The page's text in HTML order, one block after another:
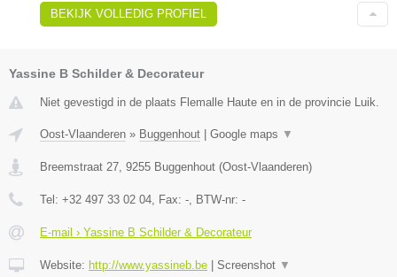
BEKIJK VOLLEDIG PROFIEL
Yassine B Schilder & Decorateur
Niet gevestigd in de plaats Flemalle Haute en in de provincie Luik.
Oost-Vlaanderen » Buggenhout | Google maps ▼
Breemstraat 27 9255 Buggenhout (Oost-Vlaanderen)
Tel: +32 497 33 02 04 , Fax: - , BTW-nr: -
E-mail › Yassine B Schilder & Decorateur
Website: http://www.yassineb.be | Screenshot ▼